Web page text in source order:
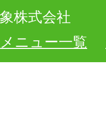
株式会社
メニュー一覧